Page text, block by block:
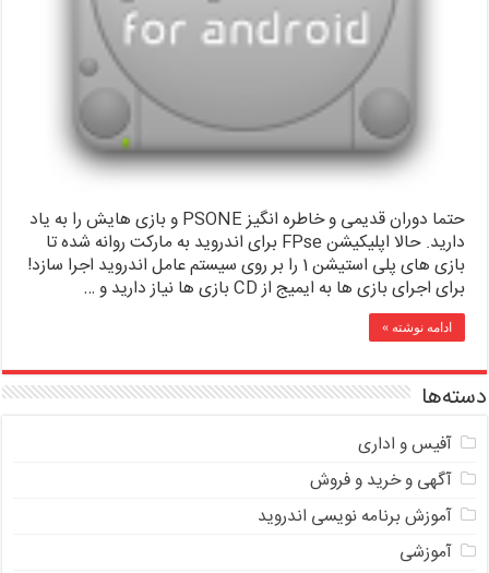
حتما دوران قدیمی و خاطره انگیز PSONE و بازی هایش را به یاد
دارید. حالا اپلیکیشن FPse برای اندروید به مارکت روانه شده تا
بازی های پلی استیشن 1 را بر روی سیستم عامل اندروید اجرا سازد!
برای اجرای بازی ها به ایمیج از CD بازی ها نیاز دارید و …
ادامه نوشته »
دسته‌ها
آفیس و اداری
آگهی و خرید و فروش
آموزش برنامه نویسی اندروید
آموزشی